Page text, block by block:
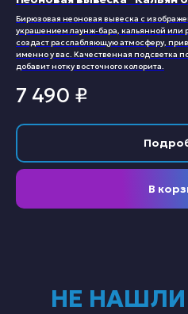
Бирюзовая неоновая вывеска с
украшением лаунж-бара, кальянной или
создаст расслабляющую атмосферу,
именно у вас. Качественная подсветка
добавит нотку восточного колорита.
7 490 ₽
В
НЕ НАШЛИ